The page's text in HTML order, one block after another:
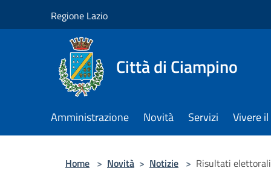
Regione Lazio
Città di Ciampino
Amministrazione Novità Servizi Vivere
Home > Novità > Notizie > Risultati